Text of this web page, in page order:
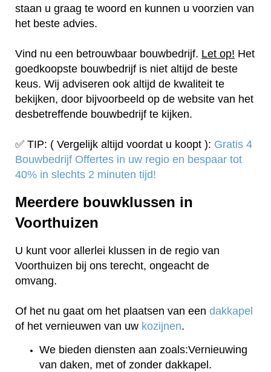
staan u graag te woord en kunnen u voorzien van
het beste advies.
Vind nu een betrouwbaar bouwbedrijf. Let op! Het
goedkoopste bouwbedrijf is niet altijd de beste
keus. Wij adviseren ook altijd de kwaliteit te
bekijken, door bijvoorbeeld op de website van het
desbetreffende bouwbedrijf te kijken.
✅ TIP: ( Vergelijk altijd voordat u koopt ): Gratis 4
Bouwbedrijf Offertes in uw regio en bespaar tot
40% in slechts 2 minuten tijd!
Meerdere bouwklussen in
Voorthuizen
U kunt voor allerlei klussen in de regio van
Voorthuizen bij ons terecht, ongeacht de
omvang.
Of het nu gaat om het plaatsen van een dakkapel
of het vernieuwen van uw kozijnen.
We bieden diensten aan zoals:Vernieuwing
van daken, met of zonder dakkapel.